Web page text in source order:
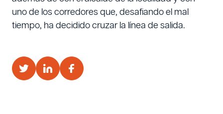
uno de los corredores que, desafiando el mal
tiempo, ha decidido cruzar la línea de salida.